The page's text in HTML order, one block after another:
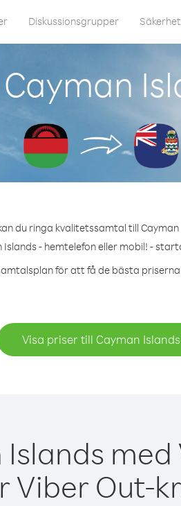
Diskussionsgrupper Säkerhet
du ringa kvalitetssamtal till
Islands - hemtelefon eller mobil! -
för att få de bästa
Visa priser till Cayman Islands
Viber Out-